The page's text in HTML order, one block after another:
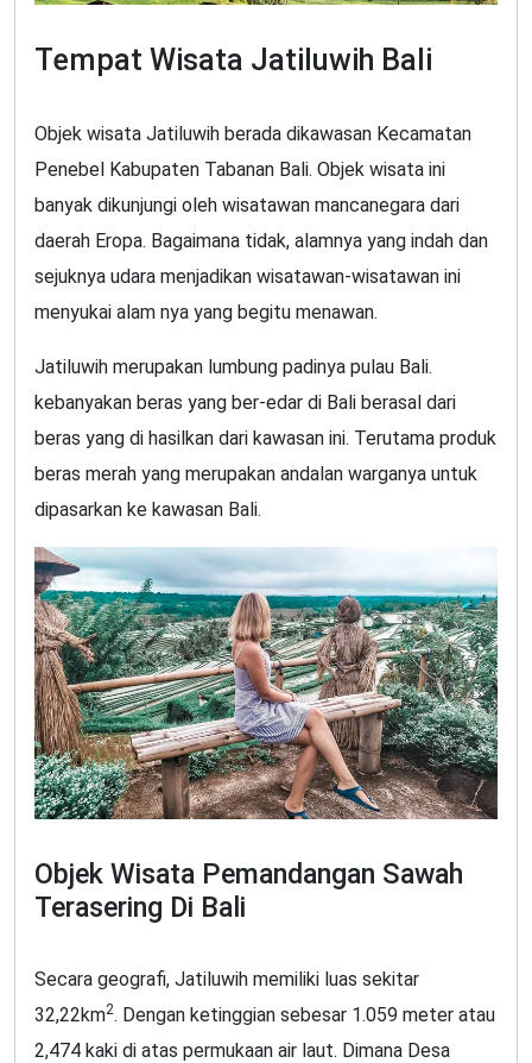
Tempat Wisata Jatiluwih Bali
Objek wisata Jatiluwih berada dikawasan Kecamatan
Penebel Kabupaten Tabanan Bali. Objek wisata ini
banyak dikunjungi oleh wisatawan mancanegara dari
daerah Eropa. Bagaimana tidak, alamnya yang indah dan
sejuknya udara menjadikan wisatawan-wisatawan ini
menyukai alam nya yang begitu menawan.
Jatiluwih merupakan lumbung padinya pulau Bali.
kebanyakan beras yang ber-edar di Bali berasal dari
beras yang di hasilkan dari kawasan ini. Terutama produk
beras merah yang merupakan andalan warganya untuk
dipasarkan ke kawasan Bali.
Objek Wisata Pemandangan Sawah
Terasering Di Bali
Secara geografi, Jatiluwih memiliki luas sekitar
32,22km2. Dengan ketinggian sebesar 1.059 meter atau
2,474 kaki di atas permukaan air laut. Dimana Desa